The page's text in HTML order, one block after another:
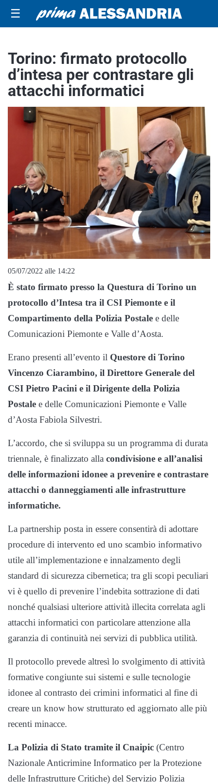
☰
Torino: firmato protocollo
d’intesa per contrastare gli
attacchi informatici
05/07/2022 alle 14:22
È stato firmato presso la Questura di Torino un
protocollo d’Intesa tra il CSI Piemonte e il
Compartimento della Polizia Postale e delle
Comunicazioni Piemonte e Valle d’Aosta.
Erano presenti all’evento il Questore di Torino
Vincenzo Ciarambino, il Direttore Generale del
CSI Pietro Pacini e il Dirigente della Polizia
Postale e delle Comunicazioni Piemonte e Valle
d’Aosta Fabiola Silvestri.
L’accordo, che si sviluppa su un programma di durata
triennale, è finalizzato alla condivisione e all’analisi
delle informazioni idonee a prevenire e contrastare
attacchi o danneggiamenti alle infrastrutture
informatiche.
La partnership posta in essere consentirà di adottare
procedure di intervento ed uno scambio informativo
utile all’implementazione e innalzamento degli
standard di sicurezza cibernetica; tra gli scopi peculiari
vi è quello di prevenire l’indebita sottrazione di dati
nonché qualsiasi ulteriore attività illecita correlata agli
attacchi informatici con particolare attenzione alla
garanzia di continuità nei servizi di pubblica utilità.
Il protocollo prevede altresì lo svolgimento di attività
formative congiunte sui sistemi e sulle tecnologie
idonee al contrasto dei crimini informatici al fine di
creare un know how strutturato ed aggiornato alle più
recenti minacce.
La Polizia di Stato tramite il Cnaipic (Centro
Nazionale Anticrimine Informatico per la Protezione
delle Infrastrutture Critiche) del Servizio Polizia